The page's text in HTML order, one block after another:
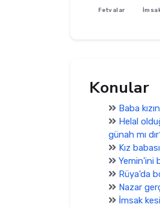
Fetvalar
Konular
Baba
Helal
günah mı
Kız
Yemin'ini
Rüya'da
Nazar
İmsak